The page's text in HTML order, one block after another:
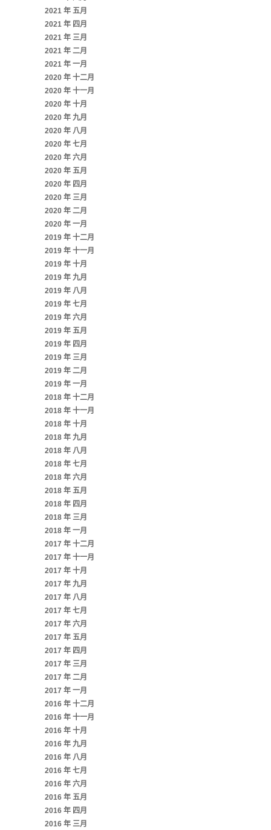
2021 年 五月
2021 年 四月
2021 年 三月
2021 年 二月
2021 年 一月
2020 年 十二月
2020 年 十一月
2020 年 十月
2020 年 九月
2020 年 八月
2020 年 七月
2020 年 六月
2020 年 五月
2020 年 四月
2020 年 三月
2020 年 二月
2020 年 一月
2019 年 十二月
2019 年 十一月
2019 年 十月
2019 年 九月
2019 年 八月
2019 年 七月
2019 年 六月
2019 年 五月
2019 年 四月
2019 年 三月
2019 年 二月
2019 年 一月
2018 年 十二月
2018 年 十一月
2018 年 十月
2018 年 九月
2018 年 八月
2018 年 七月
2018 年 六月
2018 年 五月
2018 年 四月
2018 年 三月
2018 年 一月
2017 年 十二月
2017 年 十一月
2017 年 十月
2017 年 九月
2017 年 八月
2017 年 七月
2017 年 六月
2017 年 五月
2017 年 四月
2017 年 三月
2017 年 二月
2017 年 一月
2016 年 十二月
2016 年 十一月
2016 年 十月
2016 年 九月
2016 年 八月
2016 年 七月
2016 年 六月
2016 年 五月
2016 年 四月
2016 年 三月